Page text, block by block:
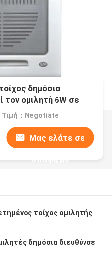
δημόσια
τον ομιλητή 6W σε
Τιμή：Negotiate
Μας ελάτε σε
επαφή με
τοίχος ομιλητής
δημόσια διευθύνσε